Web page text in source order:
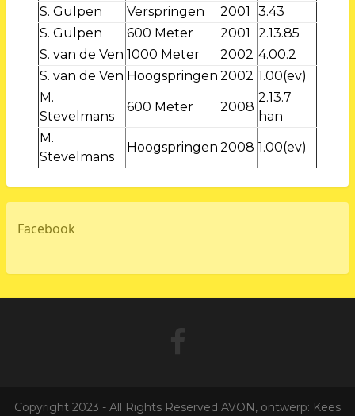
S. Gulpen Verspringen 2001
3.43
S. Gulpen
600 Meter 2001
2.13.85
S. van de Ven 1000 Meter 2002 4.00.2
S. van de Ven Hoogspringen 2002 1.00(ev)
M.
Stevelmans
600 Meter 2008
2.13.7
han
M.
Stevelmans
Hoogspringen 2008 1.00(ev)
Facebook
Copyright 2023 - All Rights Reserved AVON, ontwerp: Kees